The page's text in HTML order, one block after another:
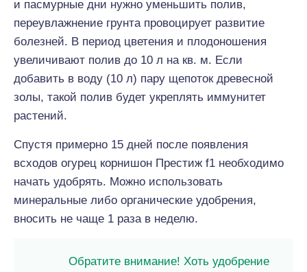
и пасмурные дни нужно уменьшить полив,
переувлажнение грунта провоцирует развитие
болезней. В период цветения и плодоношения
увеличивают полив до 10 л на кв. м. Если
добавить в воду (10 л) пару щепоток древесной
золы, такой полив будет укреплять иммунитет
растений.
Спустя примерно 15 дней после появления
всходов огурец корнишон Престиж f1 необходимо
начать удобрять. Можно использовать
минеральные либо органические удобрения,
вносить не чаще 1 раза в неделю.
Обратите внимание! Хоть удобрение